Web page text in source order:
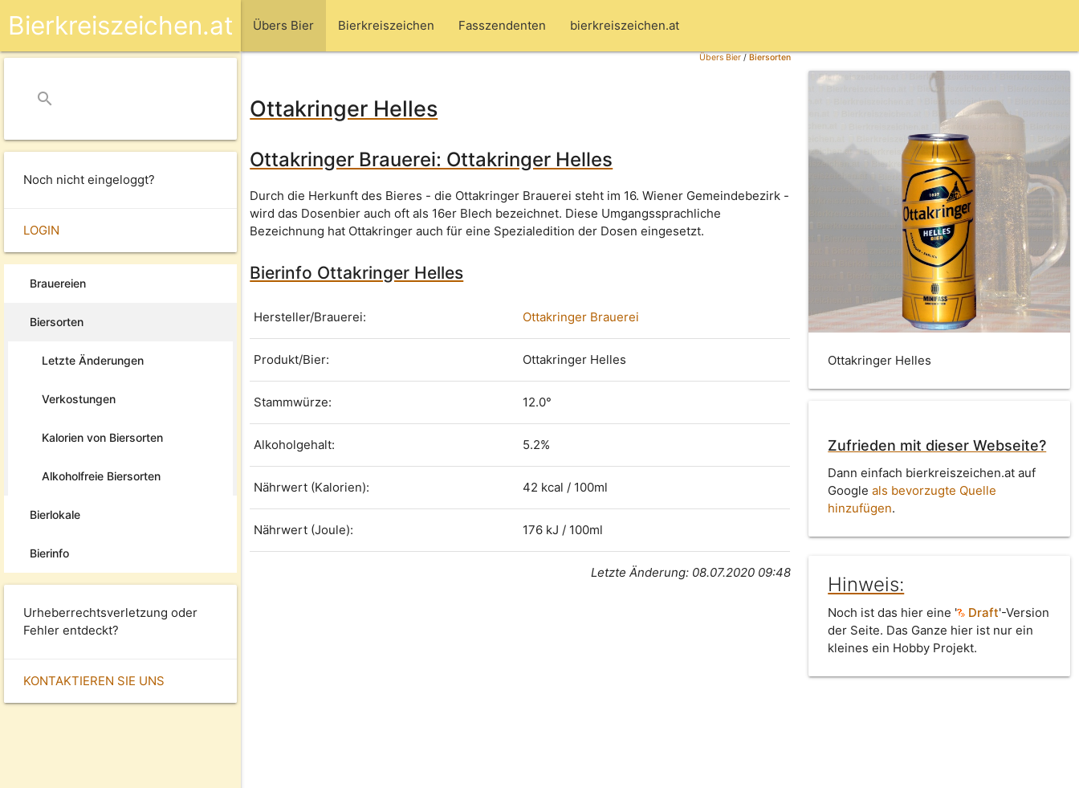
Übers Bier Bierkreiszeichen Fasszendenten bierkreiszeichen.at
Bierkreiszeichen.at
search
Noch nicht eingeloggt?
LOGIN
Brauereien
Biersorten
Letzte Änderungen
Verkostungen
Kalorien von Biersorten
Alkoholfreie Biersorten
Bierlokale
Bierinfo
Urheberrechtsverletzung oder
Fehler entdeckt?
KONTAKTIEREN SIE UNS
Übers Bier/Biersorten
Ottakringer Helles
Ottakringer Brauerei: Ottakringer Helles
Durch die Herkunft des Bieres - die Ottakringer Brauerei steht im 16. Wiener Gemeindebezirk -
wird das Dosenbier auch oft als 16er Blech bezeichnet. Diese Umgangssprachliche
Bezeichnung hat Ottakringer auch für eine Spezialedition der Dosen eingesetzt.
Bierinfo Ottakringer Helles
Hersteller/Brauerei: Ottakringer Brauerei
Produkt/Bier: Ottakringer Helles
Stammwürze: 12.0°
Alkoholgehalt: 5.2%
Nährwert (Kalorien): 42 kcal / 100ml
Nährwert (Joule): 176 kJ / 100ml
Letzte Änderung: 08.07.2020 09:48
Ottakringer Helles
Zufrieden mit dieser Webseite?
Dann einfach bierkreiszeichen.at auf
Googleals bevorzugte Quelle
hinzufügen.
Hinweis:
Noch ist das hier eine ' Draft'-Version
der Seite. Das Ganze hier ist nur ein
kleines ein Hobby Projekt.